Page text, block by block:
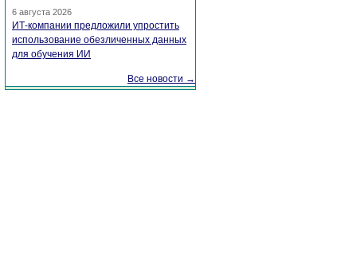
6 августа 2026
ИТ-компании предложили упростить
использование обезличенных данных
для обучения ИИ
Все новости →